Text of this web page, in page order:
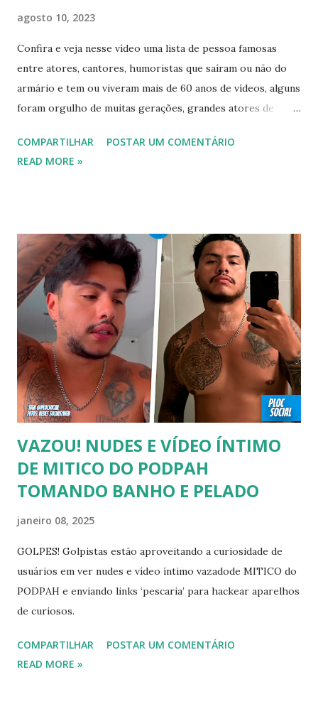
agosto 10, 2023
Confira e veja nesse vídeo uma lista de pessoa famosas
entre atores, cantores, humoristas que saíram ou não do
armário e tem ou viveram mais de 60 anos de vídeos, alguns
foram orgulho de muitas gerações, grandes atores de
foram gays, bissexuais ou algo mais. 20 GAYS IDOSOS •
FAMOSOS GAYS QUE SAIRAM DO ARMÁRIO E SE
00:04 Abertura do vídeo: 00:15 AVISO 00:18 Não é
recomendado “retirar alguém do armário”, sexualidade e
tempo é algo particular de cada indivíduo, cabendo somente
a ele sair ou não. As pessoas mencionadas nesse vídeo
escolheram ser públicas e antes deste TODAS já tiveram a
sexualidade exposta. MAIORES DE 60 ANOS Tuca Andrada
00:41 Famosos foi flagrado beijando outro homem no
carnaval do Rio Alexandre Frota 00:56 Ator se diz hetero,
mas fez filmes com tr...
COMPARTILHAR
POSTAR UM COMENTÁRIO
READ MORE »
VAZOU! NUDES E VÍDEO ÍNTIMO
DE MITICO DO PODPAH
TOMANDO BANHO E PELADO
janeiro 08, 2025
GOLPES! Golpistas estão aproveitando a curiosidade de
usuários em ver nudes e vídeo íntimo vazadode MITICO do
PODPAH e enviando links ‘pescaria’ para hackear aparelhos
de curiosos.
COMPARTILHAR
POSTAR UM COMENTÁRIO
READ MORE »